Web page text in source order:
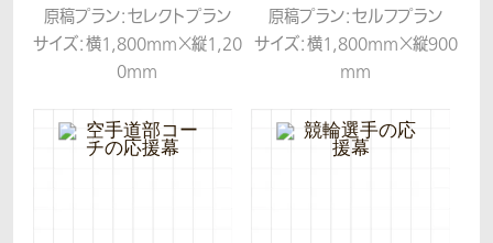
原稿プラン：セレクトプラン
サイズ：横1,800mm×縦1,20
0mm
原稿プラン：セルフプラン
サイズ：横1,800mm×縦900
mm